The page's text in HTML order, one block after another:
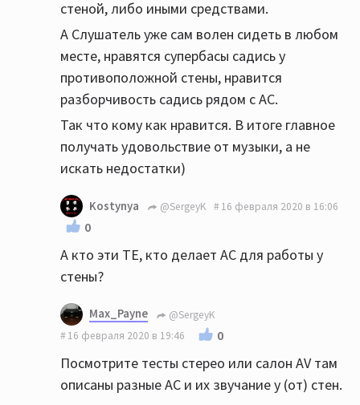
стеной, либо иными средствами.
А Слушатель уже сам волен сидеть в любом
месте, нравятся супербасы садись у
противоположной стены, нравится
разборчивость садись рядом с АС.
Так что кому как нравится. В итоге главное
получать удовольствие от музыки, а не
искать недостатки)
Kostynya @SergeyK 16 февраля 2020 в 16:06
0
А кто эти ТЕ, кто делает АС для работы у
стены?
Max_Payne
@SergeyK
16 февраля 2020 в 19:46
0
Посмотрите тесты стерео или салон AV там
описаны разные АС и их звучание у (от) стен.